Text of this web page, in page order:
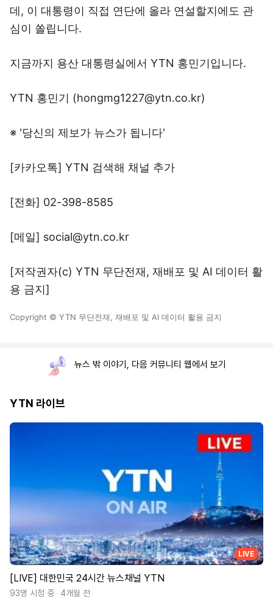
데, 이 대통령이 직접 연단에 올라 연설할지에도 관
심이 쏠립니다.
지금까지 용산 대통령실에서 YTN 홍민기입니다.
YTN 홍민기 (hongmg1227@ytn.co.kr)
※ '당신의 제보가 뉴스가 됩니다'
[카카오톡] YTN 검색해 채널 추가
[전화] 02-398-8585
[메일] social@ytn.co.kr
[저작권자(c) YTN 무단전재, 재배포 및 AI 데이터 활
용 금지]
Copyright © YTN 무단전재, 재배포 및 AI 데이터 활용 금지
뉴스 밖 이야기, 다음 커뮤니티 웹에서 보기
YTN 라이브
LIVE
[LIVE] 대한민국 24시간 뉴스채널 YTN
93명 시청 중 4개월 전